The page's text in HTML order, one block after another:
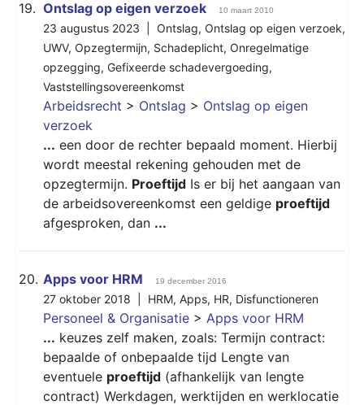
19. Ontslag op eigen verzoek 10 maart 2010
23 augustus 2023 | Ontslag, Ontslag op eigen verzoek,
UWV, Opzegtermijn, Schadeplicht, Onregelmatige
opzegging, Gefixeerde schadevergoeding,
Vaststellingsovereenkomst
Arbeidsrecht > Ontslag > Ontslag op eigen
verzoek
... een door de rechter bepaald moment. Hierbij
wordt meestal rekening gehouden met de
opzegtermijn. Proeftijd Is er bij het aangaan van
de arbeidsovereenkomst een geldige proeftijd
afgesproken, dan ...
20. Apps voor HRM 19 december 2016
27 oktober 2018 | HRM, Apps, HR, Disfunctioneren
Personeel & Organisatie > Apps voor HRM
... keuzes zelf maken, zoals: Termijn contract:
bepaalde of onbepaalde tijd Lengte van
eventuele proeftijd (afhankelijk van lengte
contract) Werkdagen, werktijden en werklocatie